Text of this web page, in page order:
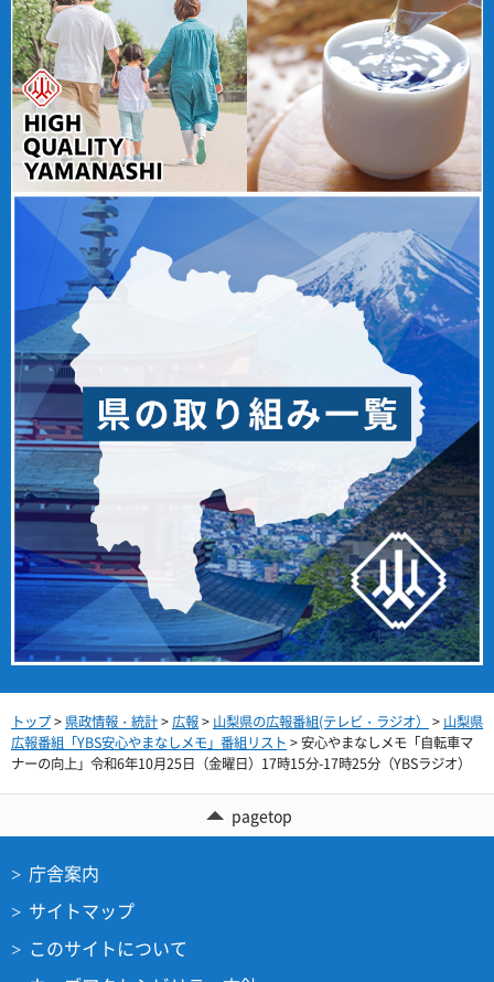
トップ> 県政情報・統計> 広報> 山梨県の広報番組(テレビ・ラジオ） > 山梨県
広報番組「YBS安心やまなしメモ」番組リスト > 安心やまなしメモ「自転車マ
ナーの向上」令和6年10月25日（金曜日）17時15分-17時25分（YBSラジオ）
pagetop
庁舎案内
サイトマップ
このサイトについて